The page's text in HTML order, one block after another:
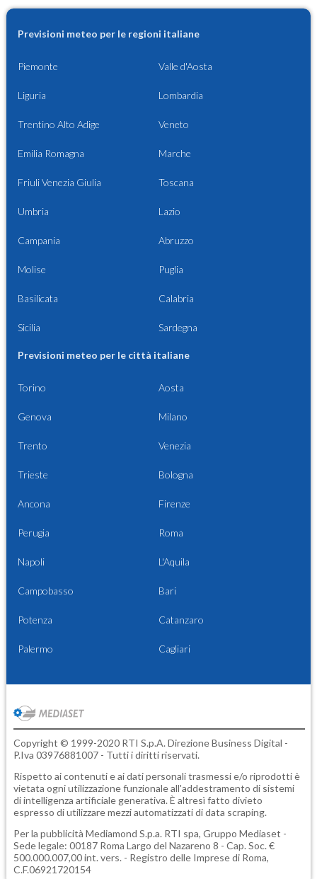
Previsioni meteo per le regioni italiane
Piemonte Valle d'Aosta
Liguria Lombardia
Trentino Alto Adige Veneto
Emilia Romagna Marche
Friuli Venezia Giulia Toscana
Umbria Lazio
Campania Abruzzo
Molise Puglia
Basilicata Calabria
Sicilia Sardegna
Previsioni meteo per le città italiane
Torino Aosta
Genova Milano
Trento Venezia
Trieste Bologna
Ancona Firenze
Perugia Roma
Napoli L'Aquila
Campobasso Bari
Potenza Catanzaro
Palermo Cagliari
Copyright © 1999-2020 RTI S.p.A. Direzione Business Digital -
P.Iva 03976881007 - Tutti i diritti riservati.
Rispetto ai contenuti e ai dati personali trasmessi e/o riprodotti è
vietata ogni utilizzazione funzionale all'addestramento di sistemi
di intelligenza artificiale generativa. È altresì fatto divieto
espresso di utilizzare mezzi automatizzati di data scraping.
Per la pubblicità Mediamond S.p.a. RTI spa, Gruppo Mediaset -
Sede legale: 00187 Roma Largo del Nazareno 8 - Cap. Soc. €
500.000.007,00 int. vers. - Registro delle Imprese di Roma,
C.F.06921720154